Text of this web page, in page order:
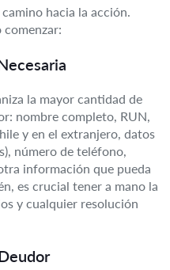
hacia la acción.
la mayor cantidad de
nombre completo, RUN,
y en el extranjero, datos
número de teléfono,
información que pueda
es crucial tener a mano la
y cualquier resolución